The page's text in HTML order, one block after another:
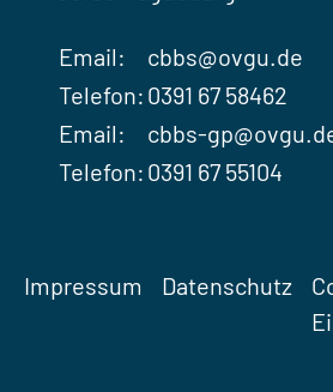
Email:
cbbs@ovgu.de
Telefon: 0391 67 58462
Email:
cbbs-
Telefon: 0391 67 55104
Impressum Datenschutz